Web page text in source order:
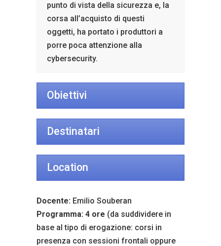
punto di vista della sicurezza e, la
corsa all’acquisto di questi
oggetti, ha portato i produttori a
porre poca attenzione alla
cybersecurity.
Obiettivi
Destinatari
Location
Docente: Emilio Souberan
Programma: 4 ore (da suddividere in
base al tipo di erogazione: corsi in
presenza con sessioni frontali oppure